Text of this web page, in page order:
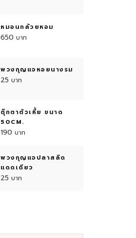
หมอนกล้วยหอม
650
พวงกุญแจหอยนางรม
25
ตุ๊กตาตัวเหี้ย ขนาด
50CM.
190
พวงกุญแจปลาสลิด
แดดเดียว
25